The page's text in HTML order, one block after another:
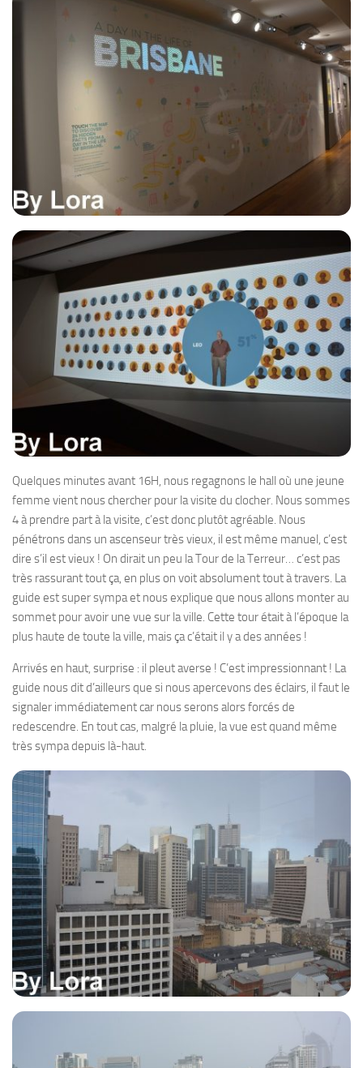
Quelques minutes avant 16H, nous regagnons le hall où une jeune
femme vient nous chercher pour la visite du clocher. Nous sommes
4 à prendre part à la visite, c’est donc plutôt agréable. Nous
pénétrons dans un ascenseur très vieux, il est même manuel, c’est
dire s’il est vieux ! On dirait un peu la Tour de la Terreur… c’est pas
très rassurant tout ça, en plus on voit absolument tout à travers. La
guide est super sympa et nous explique que nous allons monter au
sommet pour avoir une vue sur la ville. Cette tour était à l’époque la
plus haute de toute la ville, mais ça c’était il y a des années !
Arrivés en haut, surprise : il pleut averse ! C’est impressionnant ! La
guide nous dit d’ailleurs que si nous apercevons des éclairs, il faut le
signaler immédiatement car nous serons alors forcés de
redescendre. En tout cas, malgré la pluie, la vue est quand même
très sympa depuis là-haut.